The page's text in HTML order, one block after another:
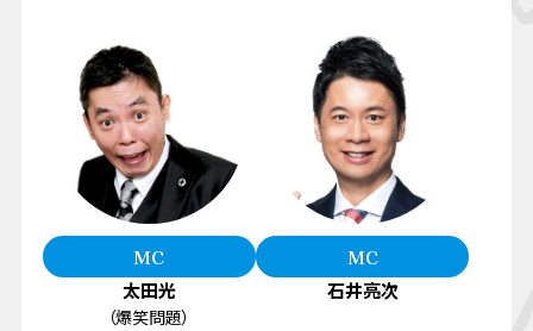
MC
太田光
（爆笑問題）
MC
石井亮次